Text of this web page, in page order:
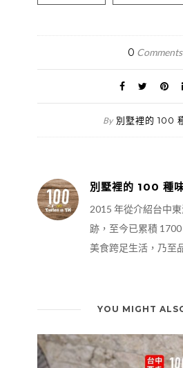
0 Comments
By 別墅裡的 100
別墅裡的 100 種
2015 年從介紹台中
跡，至今已累積
美食跨足生活，乃至
YOU MIGHT